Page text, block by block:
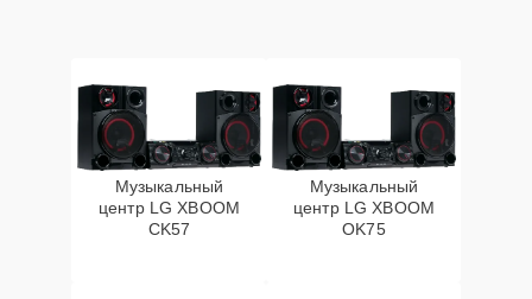
Музыкальный
центр LG XBOOM
CK57
Музыкальный
центр LG XBOOM
OK75